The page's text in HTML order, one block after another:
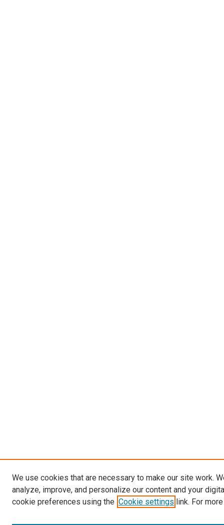
We use cookies that are necessary to make our site work.
analyze, improve, and personalize our content and your
cookie preferences using the Cookie settings link. For